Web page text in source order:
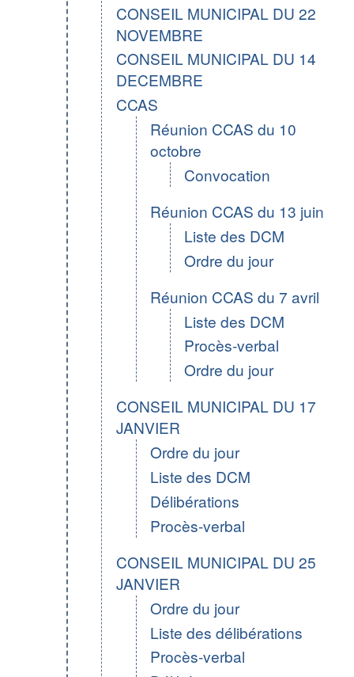
CONSEIL MUNICIPAL DU 22
NOVEMBRE
CONSEIL MUNICIPAL DU 14
DECEMBRE
CCAS
Réunion CCAS du 10
octobre
Convocation
Réunion CCAS du 13 juin
Liste des DCM
Ordre du jour
Réunion CCAS du 7 avril
Liste des DCM
Procès-verbal
Ordre du jour
CONSEIL MUNICIPAL DU 17
JANVIER
Ordre du jour
Liste des DCM
Délibérations
Procès-verbal
CONSEIL MUNICIPAL DU 25
JANVIER
Ordre du jour
Liste des délibérations
Procès-verbal